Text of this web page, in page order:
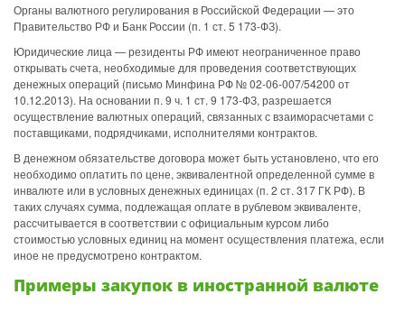
Органы валютного регулирования в Российской Федерации — это
Правительство РФ и Банк России (п. 1 ст. 5 173-ФЗ).
Юридические лица — резиденты РФ имеют неограниченное право
открывать счета, необходимые для проведения соответствующих
денежных операций (письмо Минфина РФ № 02-06-007/54200 от
10.12.2013). На основании п. 9 ч. 1 ст. 9 173-ФЗ, разрешается
осуществление валютных операций, связанных с взаиморасчетами с
поставщиками, подрядчиками, исполнителями контрактов.
В денежном обязательстве договора может быть установлено, что его
необходимо оплатить по цене, эквивалентной определенной сумме в
инвалюте или в условных денежных единицах (п. 2 ст. 317 ГК РФ). В
таких случаях сумма, подлежащая оплате в рублевом эквиваленте,
рассчитывается в соответствии с официальным курсом либо
стоимостью условных единиц на момент осуществления платежа, если
иное не предусмотрено контрактом.
Примеры закупок в иностранной валюте